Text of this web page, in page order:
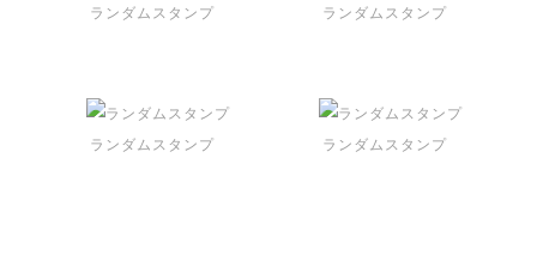
ランダムスタンプ ランダムスタンプ
ランダムスタンプ ランダムスタンプ